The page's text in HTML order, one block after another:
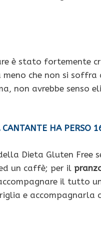
è stato fortemente
che non si
non avrebbe senso
HA PERSO
Dieta Gluten
un caffè; per il
il tutto
e